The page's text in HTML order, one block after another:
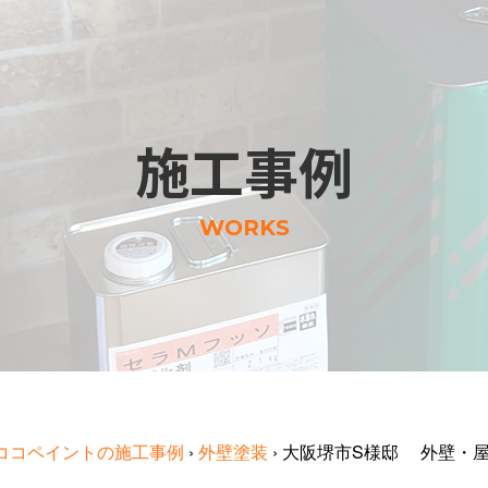
施工事例
WORKS
コペイントの施工事例 › 外壁塗装 › 大阪堺市S様邸 外壁・